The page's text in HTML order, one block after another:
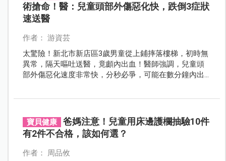
術搶命！醫：兒童頭部外傷惡化快，跌倒3症狀
速送醫
作者： 游資芸
太驚險！新北市新店區3歲男童從上鋪摔落樓梯，初時無
異常，隔天嘔吐送醫，竟顱內出血！醫師強調，兒童頭
部外傷惡化速度非常快，分秒必爭，可能在數分鐘內出
寶貝健康
爸媽注意！兒童用床邊護欄抽驗10件
有2件不合格，該如何選？
作者： 周品攸